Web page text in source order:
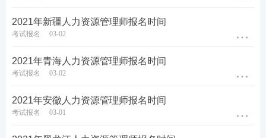
2021年新疆人力资源管理师报名时间
考试报名 03-02
2021年青海人力资源管理师报名时间
考试报名 03-02
2021年安徽人力资源管理师报名时间
考试报名 03-01